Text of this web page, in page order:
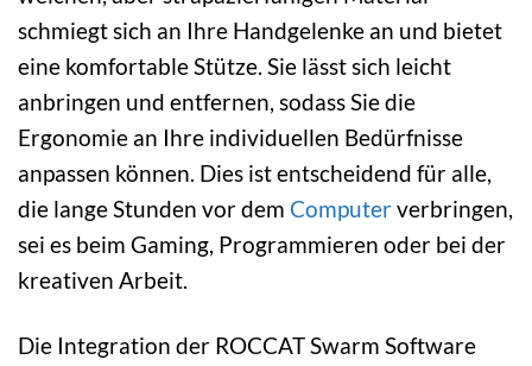
schmiegt sich an Ihre Handgelenke an und bietet
eine komfortable Stütze. Sie lässt sich leicht
anbringen und entfernen, sodass Sie die
Ergonomie an Ihre individuellen Bedürfnisse
anpassen können. Dies ist entscheidend für alle,
die lange Stunden vor dem Computerverbringen,
sei es beim Gaming, Programmieren oder bei der
kreativen Arbeit.
Die Integration der ROCCAT Swarm Software